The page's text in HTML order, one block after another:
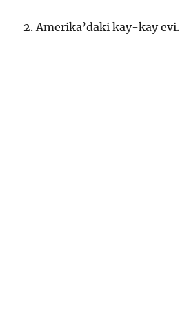
2. Amerika’daki kay-kay evi.